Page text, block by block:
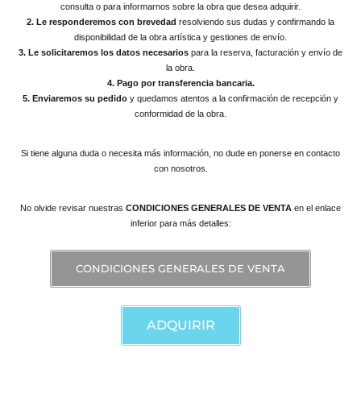
consulta o para informarnos sobre la obra que desea adquirir.
2. Le responderemos con brevedad resolviendo sus dudas y confirmando la
disponibilidad de la obra artística y gestiones de envío.
3. Le solicitaremos los datos necesarios para la reserva, facturación y envío de
la obra.
4. Pago por transferencia bancaria.
5. Enviaremos su pedido y quedamos atentos a la confirmación de recepción y
conformidad de la obra.
Si tiene alguna duda o necesita más información, no dude en ponerse en contacto
con nosotros.
No olvide revisar nuestras CONDICIONES GENERALES DE VENTA en el enlace
inferior para más detalles:
CONDICIONES GENERALES DE VENTA
ADQUIRIR